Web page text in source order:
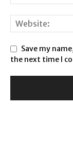
Save my
the next time I